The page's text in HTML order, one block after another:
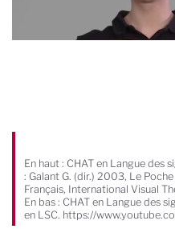
En haut : CHAT en Langue des
: Galant G. (dir.) 2003, Le
Français, International Visual
En bas : CHAT en Langue des
en LSC. https://